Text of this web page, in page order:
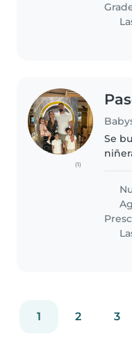
(1)
Se
niñera Buscamos una
1 2 3